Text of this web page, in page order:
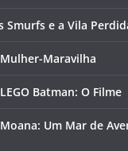
Smurfs e a Vila
Mulher-Maravilha
LEGO Batman: O Filme
Moana: Um Mar de